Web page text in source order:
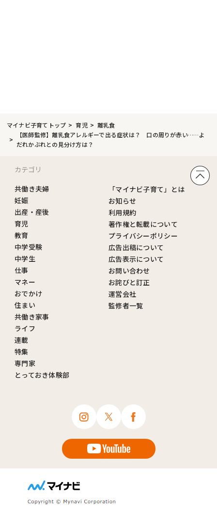
マイナビ子育てトップ 育児
離乳食
【医師監修】離乳食アレルギーで出る症状は？ 口の周りが赤い……よ
だれかぶれとの見分け方は？
カテゴリ
共働き夫婦
妊娠
出産・産後
育児
教育
中学受験
中学生
仕事
マネー
おでかけ
住まい
共働き家事
ライフ
連載
特集
専門家
とっておき体験部
「マイナビ子育て」とは
お知らせ
利用規約
著作権と転載について
プライバシーポリシー
広告出稿について
広告表示について
お問い合わせ
お詫びと訂正
運営会社
監修者一覧